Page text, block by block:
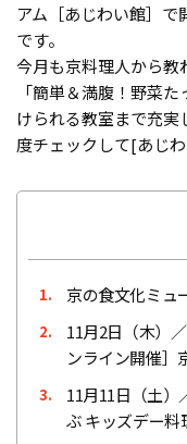
アム［あじわい館］
です。
今月も京料理人から教
「簡単＆満腹！野菜
けられる教室まで充
度チェックして[あじ
1. 京の食文化ミュ
2.
11月2日（木）
ンライン開催］
3.
11月11日（土
ぶ キッズデー料